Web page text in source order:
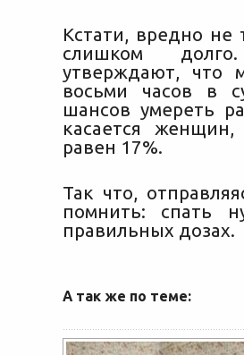
Кстати, вредно не
слишком
утверждают, что
восьми часов в
шансов умереть
касается
равен 17%.
Так что,
помнить: спать
правильных дозах.
А так же по теме: